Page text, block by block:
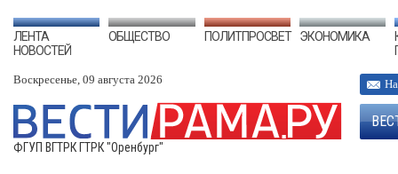
ЛЕНТА
НОВОСТЕЙ
ОБЩЕСТВО ПОЛИТПРОСВЕТ ЭКОНОМИКА
Воскресенье, 09 августа 2026
ФГУП ВГТРК ГТРК "Оренбург"